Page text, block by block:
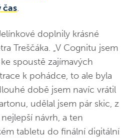
čas.
doplnily krásné
Treščáka. „V Cognitu jsem
spoustě zajímavých
k pohádce, to ale byla
době jsem navíc vrátil
udělal jsem pár skic, z
návrh, a ten
tabletu do finální digitální